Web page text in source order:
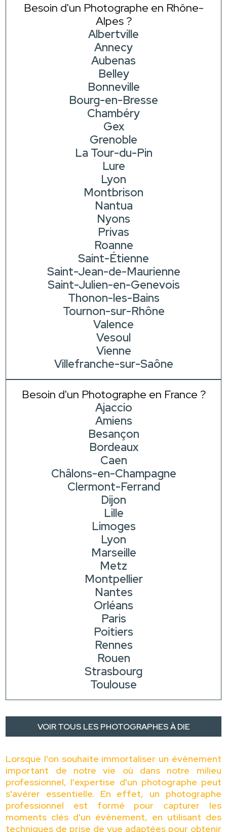
Besoin d'un Photographe en Rhône-
Alpes ?
Albertville
Annecy
Aubenas
Belley
Bonneville
Bourg-en-Bresse
Chambéry
Gex
Grenoble
La Tour-du-Pin
Lure
Lyon
Montbrison
Nantua
Nyons
Privas
Roanne
Saint-Étienne
Saint-Jean-de-Maurienne
Saint-Julien-en-Genevois
Thonon-les-Bains
Tournon-sur-Rhône
Valence
Vesoul
Vienne
Villefranche-sur-Saône
Besoin d'un Photographe en France ?
Ajaccio
Amiens
Besançon
Bordeaux
Caen
Châlons-en-Champagne
Clermont-Ferrand
Dijon
Lille
Limoges
Lyon
Marseille
Metz
Montpellier
Nantes
Orléans
Paris
Poitiers
Rennes
Rouen
Strasbourg
Toulouse
VOIR TOUS LES PHOTOGRAPHES À DIE
Lorsque l'on souhaite immortaliser un évènement
important de notre vie où dans notre milieu
professionnel, l'expertise d'un photographe peut
s'avérer essentielle. En effet, un photographe
professionnel est formé pour capturer les
moments clés d'un évènement, en utilisant des
techniques de prise de vue adaptées pour obtenir